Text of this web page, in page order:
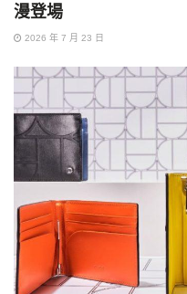
漫登場
2026 年 7 月 23 日